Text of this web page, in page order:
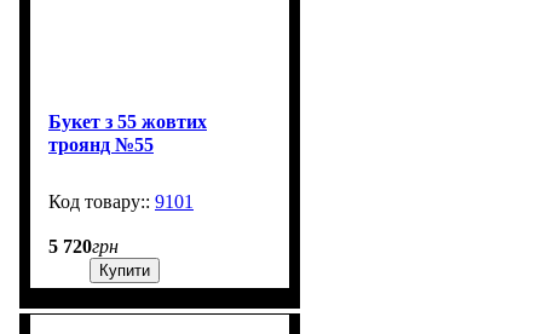
Букет з 55 жовтих
троянд №55
9101
5 720грн
Купити